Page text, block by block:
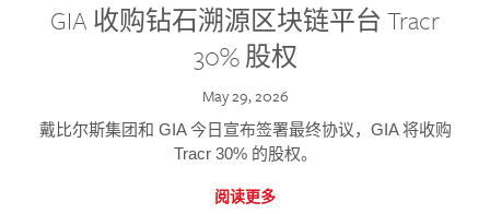
GIA 收购钻石溯源区块链平台 Tracr
30% 股权
May 29, 2026
戴比尔斯集团和 GIA 今日宣布签署最终协议，GIA 将收购
Tracr 30% 的股权。
阅读更多